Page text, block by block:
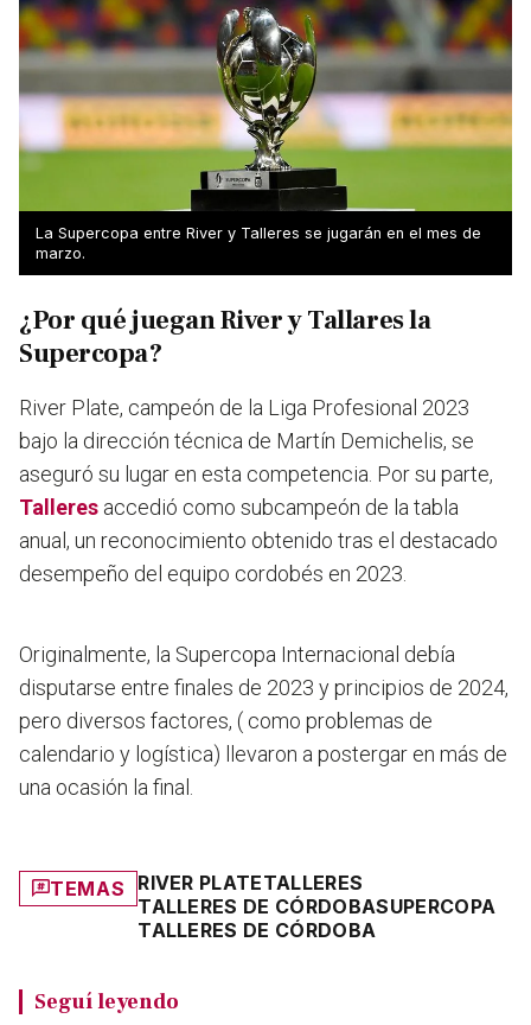
La Supercopa entre River y Talleres se jugarán en el mes de
marzo.
¿Por qué juegan River y Tallares la
Supercopa?
River Plate, campeón de la Liga Profesional 2023
bajo la dirección técnica de Martín Demichelis, se
aseguró su lugar en esta competencia. Por su parte,
Talleres accedió como subcampeón de la tabla
anual, un reconocimiento obtenido tras el destacado
desempeño del equipo cordobés en 2023.
Originalmente, la Supercopa Internacional debía
disputarse entre finales de 2023 y principios de 2024,
pero diversos factores, ( como problemas de
calendario y logística) llevaron a postergar en más de
una ocasión la final.
TEMAS RIVER PLATETALLERES
TALLERES DE CÓRDOBASUPERCOPA
TALLERES DE CÓRDOBA
Seguí leyendo